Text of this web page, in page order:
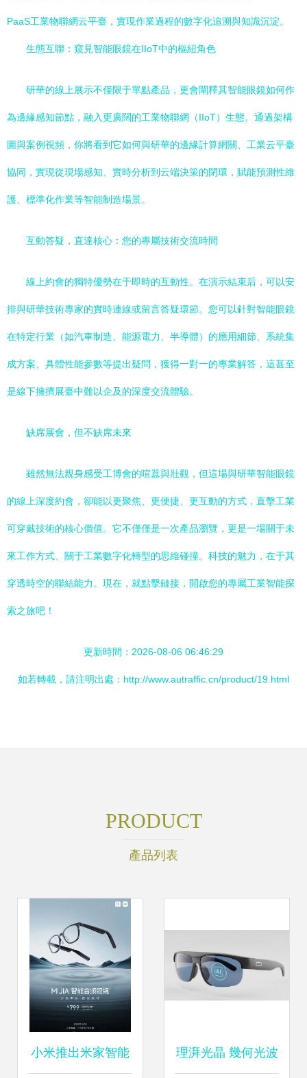
PaaS工業物聯網云平臺，實現作業過程的數字化追溯與知識沉淀。
生態互聯：窺見智能眼鏡在IIoT中的樞紐角色
研華的線上展示不僅限于單點產品，更會闡釋其智能眼鏡如何作
為邊緣感知節點，融入更廣闊的工業物聯網（IIoT）生態。通過架構
圖與案例視頻，你將看到它如何與研華的邊緣計算網關、工業云平臺
協同，實現從現場感知、實時分析到云端決策的閉環，賦能預測性維
護、標準化作業等智能制造場景。
互動答疑，直達核心：您的專屬技術交流時間
線上約會的獨特優勢在于即時的互動性。在演示結束后，可以安
排與研華技術專家的實時連線或留言答疑環節。您可以針對智能眼鏡
在特定行業（如汽車制造、能源電力、半導體）的應用細節、系統集
成方案、具體性能參數等提出疑問，獲得一對一的專業解答，這甚至
是線下擁擠展臺中難以企及的深度交流體驗。
缺席展會，但不缺席未來
雖然無法親身感受工博會的喧囂與壯觀，但這場與研華智能眼鏡
的線上深度約會，卻能以更聚焦、更便捷、更互動的方式，直擊工業
可穿戴技術的核心價值。它不僅僅是一次產品瀏覽，更是一場關于未
來工作方式、關于工業數字化轉型的思維碰撞。科技的魅力，在于其
穿透時空的聯結能力。現在，就點擊鏈接，開啟您的專屬工業智能探
索之旅吧！
更新時間：2026-08-06 06:46:29
如若轉載，請注明出處：http://www.autraffic.cn/product/19.html
PRODUCT
產品列表
小米推出米家智能 理湃光晶 幾何光波